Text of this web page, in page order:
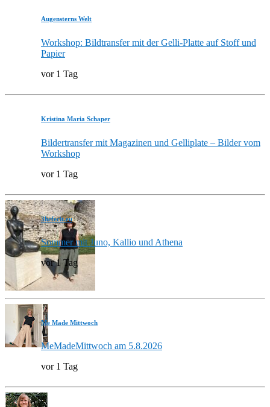
Augensterns Welt
Workshop: Bildtransfer mit der Gelli-Platte auf Stoff und
Papier
vor 1 Tag
Kristina Maria Schaper
Bildertransfer mit Magazinen und Gelliplate – Bilder vom
Workshop
vor 1 Tag
3hefecit.eu
Sommer mit Juno, Kallio und Athena
vor 1 Tag
Me Made Mittwoch
MeMadeMittwoch am 5.8.2026
vor 1 Tag